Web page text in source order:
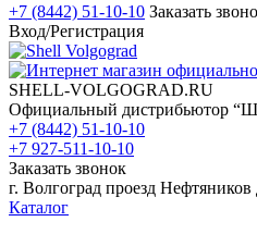
+7 (8442) 51-10-10 Заказать
Вход/Регистрация
SHELL-VOLGOGRAD.RU
Официальный дистрибьютор
+7 (8442) 51-10-10
+7 927-511-10-10
Заказать звонок
г. Волгоград проезд Нефтяников
Каталог